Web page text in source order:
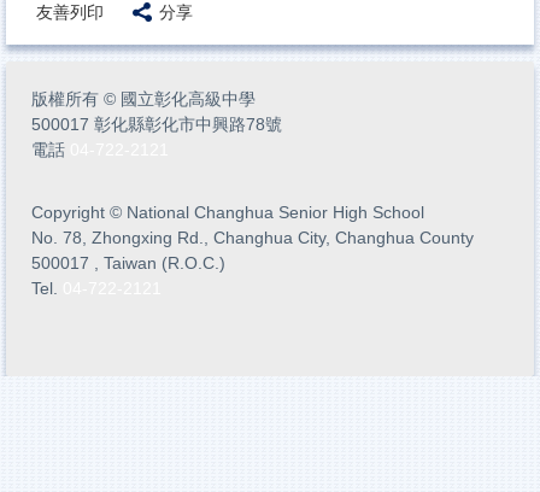
友善列印 分享
版權所有 © 國立彰化高級中學
500017 彰化縣彰化市中興路78號
電話
Copyright © National Changhua Senior High School
No. 78, Zhongxing Rd., Changhua City, Changhua County
500017 , Taiwan (R.O.C.)
Tel.